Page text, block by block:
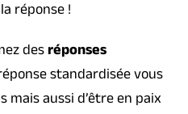
réponse !
des réponses
standardisée vous
mais aussi d’être en paix